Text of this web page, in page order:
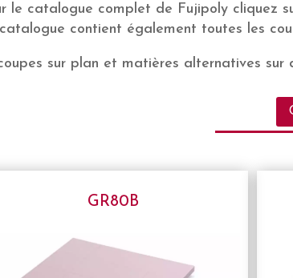
le catalogue complet de Fujipoly cliquez
contient également toutes les
sur plan et matières alternatives sur
GR80B